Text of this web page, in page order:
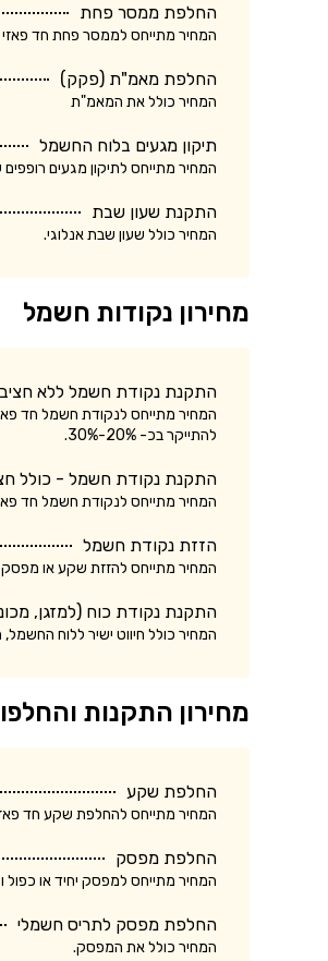
החלפת ממסר פחת
המחיר מתייחס לממסר פחת חד פאזי
החלפת מאמ"ת (פקק)
המחיר כולל את המאמ"ת
תיקון מגעים בלוח החשמל
המחיר מתייחס לתיקון מגעים
התקנת שעון שבת
המחיר כולל שעון שבת אנלוגי.
מחירון נקודות חשמל
התקנת נקודת חשמל ללא
להתייקר בכ- 20%-30%.
התקנת נקודת חשמל - כולל
המחיר מתייחס לנקודת חשמל חד פאזית ולחיווט עד 5 מטר בתוך הקיר. עלות התקנת נקודת חשמל
הזזת נקודת חשמל
המחיר מתייחס להזזת שקע או מפסק עד 3 מטר, לא כולל חציבה. עלות הזזת נקודת חשמל כולל חציבה עשויה
התקנת נקודת כוח (למזגן,
המחיר כולל חיווט ישיר ללוח
מחירון התקנות
החלפת שקע
המחיר מתייחס להחלפת שקע חד
החלפת מפסק
המחיר מתייחס למפסק יחיד או
החלפת מפסק לתריס חשמלי
המחיר כולל את המפסק.